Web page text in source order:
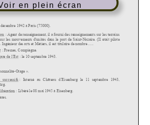
en plein écran